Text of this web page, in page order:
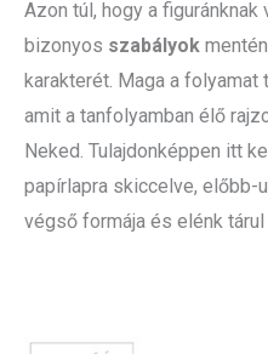
Azon túl, hogy a
bizonyos szabályok
karakterét. Maga a
amit a tanfolyamban élő
Neked. Tulajdonképpen itt
papírlapra skiccelve, előbb-
végső formája és elénk